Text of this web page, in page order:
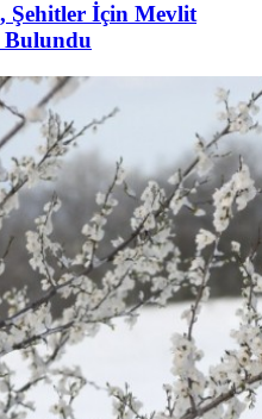
Şehitler İçin Mevlit
Bulundu